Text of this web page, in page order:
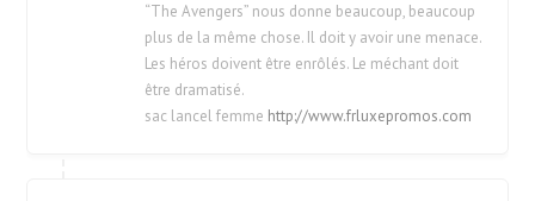
“The Avengers” nous donne beaucoup, beaucoup
plus de la même chose. Il doit y avoir une menace.
Les héros doivent être enrôlés. Le méchant doit
être dramatisé.
sac lancel femme http://www.frluxepromos.com